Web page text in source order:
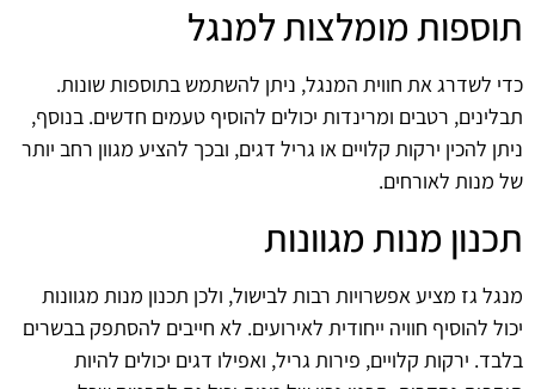
תוספות מומלצות למנגל
כדי לשדרג את חווית המנגל, ניתן להשתמש בתוספות שונות.
תבלינים, רטבים ומרינדות יכולים להוסיף טעמים חדשים. בנוסף,
ניתן להכין ירקות קלויים או גריל דגים, ובכך להציע מגוון רחב יותר
של מנות לאורחים.
תכנון מנות מגוונות
מנגל גז מציע אפשרויות רבות לבישול, ולכן תכנון מנות מגוונות
יכול להוסיף חוויה ייחודית לאירועים. לא חייבים להסתפק בבשרים
בלבד. ירקות קלויים, פירות גריל, ואפילו דגים יכולים להיות